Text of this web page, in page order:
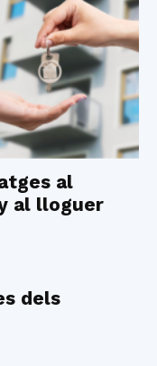
al
al lloguer
dels